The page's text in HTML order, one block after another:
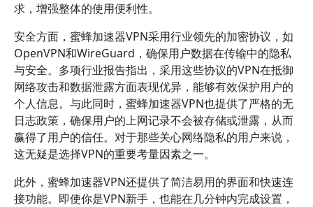
求，增强整体的使用便利性。
安全方面，蜜蜂加速器VPN采用行业领先的加密协议，如
OpenVPN和WireGuard，确保用户数据在传输中的隐私
与安全。多项行业报告指出，采用这些协议的VPN在抵御
网络攻击和数据泄露方面表现优异，能够有效保护用户的
个人信息。与此同时，蜜蜂加速器VPN也提供了严格的无
日志政策，确保用户的上网记录不会被存储或泄露，从而
赢得了用户的信任。对于那些关心网络隐私的用户来说，
这无疑是选择VPN的重要考量因素之一。
此外，蜜蜂加速器VPN还提供了简洁易用的界面和快速连
接功能。即使你是VPN新手，也能在几分钟内完成设置，